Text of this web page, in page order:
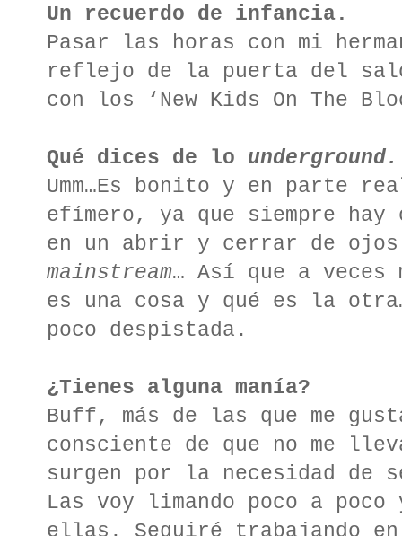
Un recuerdo de infancia.
Pasar las horas con mi
reflejo de la puerta del
con los ‘New Kids On The
Qué dices de lo underground.
Umm…Es bonito y en parte
efímero, ya que siempre hay
en un abrir y cerrar de
mainstream… Así que a veces
es una cosa y qué es la
poco despistada.
¿Tienes alguna manía?
Buff, más de las que me
consciente de que no me
surgen por la necesidad de
Las voy limando poco a